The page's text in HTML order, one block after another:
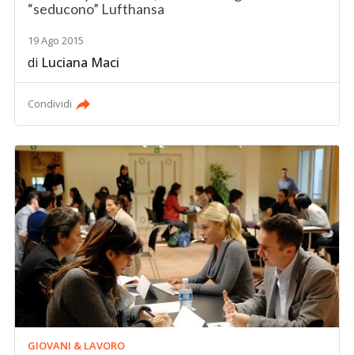
“seducono” Lufthansa
19 Ago 2015
di Luciana Maci
Condividi
GIOVANI & LAVORO